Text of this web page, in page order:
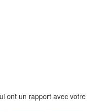
ont un rapport avec votre